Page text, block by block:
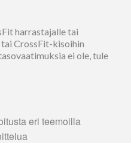
harrastajalle tai
CrossFit-kisoihin
ei ole, tule
eri teemoilla